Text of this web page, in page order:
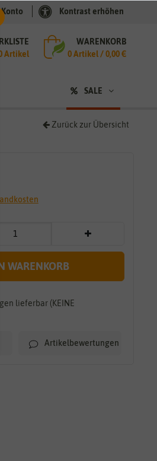
Kontrast erhöhen
Artikel
WARENKORB
0Artikel /0,00 €
SALE
Zurück zur Übersicht
WARENKORB
lieferbar (KEINE
Artikelbewertungen